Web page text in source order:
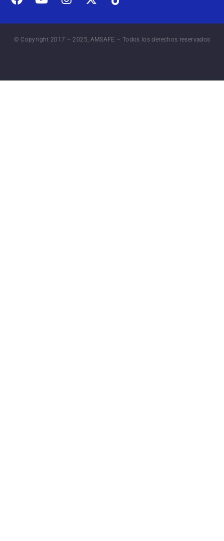
© Copyright 2017 – 2025, AMSAFE – Todos los derechos reservados